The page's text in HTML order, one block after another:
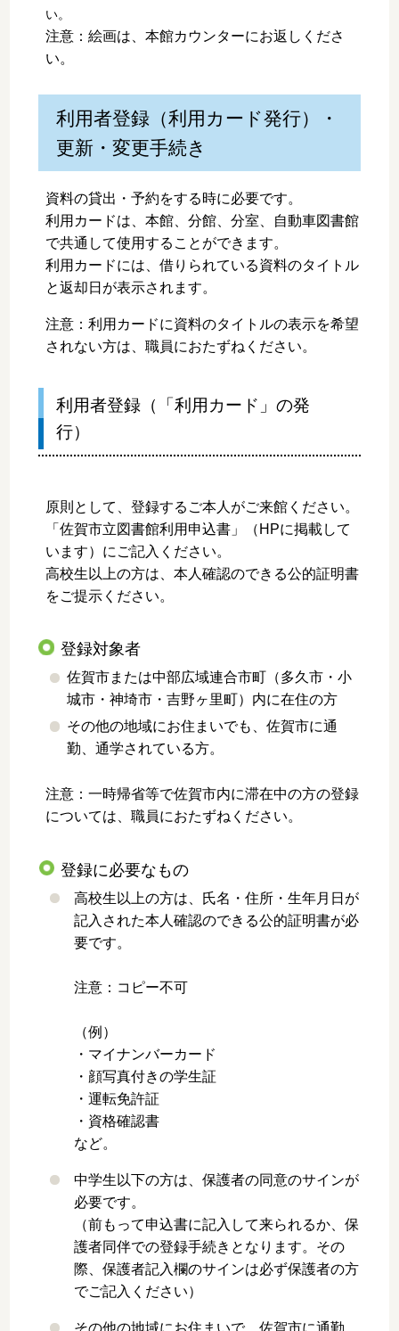
い。
注意：絵画は、本館カウンターにお返しくださ
い。
利用者登録（利用カード発行）・
更新・変更手続き
資料の貸出・予約をする時に必要です。
利用カードは、本館、分館、分室、自動車図書館
で共通して使用することができます。
利用カードには、借りられている資料のタイトル
と返却日が表示されます。
注意：利用カードに資料のタイトルの表示を希望
されない方は、職員におたずねください。
利用者登録（「利用カード」の発
行）
原則として、登録するご本人がご来館ください。
「佐賀市立図書館利用申込書」（HPに掲載して
います）にご記入ください。
高校生以上の方は、本人確認のできる公的証明書
をご提示ください。
登録対象者
佐賀市または中部広域連合市町（多久市・小
城市・神埼市・吉野ヶ里町）内に在住の方
その他の地域にお住まいでも、佐賀市に通
勤、通学されている方。
注意：一時帰省等で佐賀市内に滞在中の方の登録
については、職員におたずねください。
登録に必要なもの
高校生以上の方は、氏名・住所・生年月日が
記入された本人確認のできる公的証明書が必
要です。
注意：コピー不可
（例）
・マイナンバーカード
・顔写真付きの学生証
・運転免許証
・資格確認書
など。
中学生以下の方は、保護者の同意のサインが
必要です。
（前もって申込書に記入して来られるか、保
護者同伴での登録手続きとなります。その
際、保護者記入欄のサインは必ず保護者の方
でご記入ください）
その他の地域にお住まいで、佐賀市に通勤、